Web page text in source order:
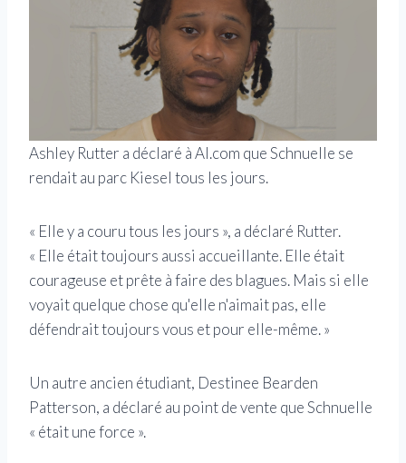
Ashley Rutter a déclaré à Al.com que Schnuelle se
rendait au parc Kiesel tous les jours.
« Elle y a couru tous les jours », a déclaré Rutter.
« Elle était toujours aussi accueillante. Elle était
courageuse et prête à faire des blagues. Mais si elle
voyait quelque chose qu'elle n'aimait pas, elle
défendrait toujours vous et pour elle-même. »
Un autre ancien étudiant, Destinee Bearden
Patterson, a déclaré au point de vente que Schnuelle
« était une force ».